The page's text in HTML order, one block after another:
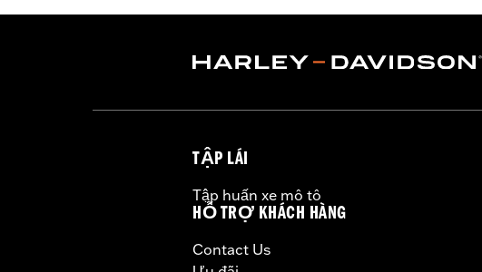
In the Box:2 valve stem caps
TẬP LÁI
Tập huấn xe mô tô
HỖ TRỢ KHÁCH HÀNG
Contact Us